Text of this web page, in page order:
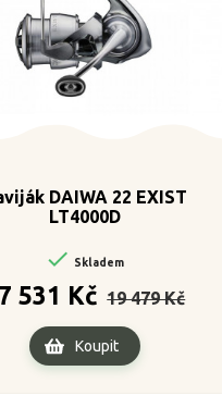
DAIWA 22 EXIST
LT4000D
 Skladem
531 Kč
cena
19 479 Kč
Koupit